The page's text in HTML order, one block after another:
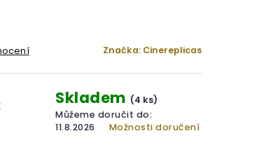
Značka: Cinereplicas
Skladem (4 ks)
Můžeme doručit do:
11.8.2026
Možnosti doručení